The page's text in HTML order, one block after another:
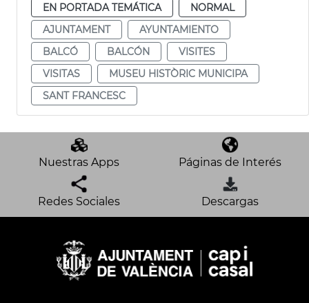
EN PORTADA TEMÁTICA
NORMAL
AJUNTAMENT
AYUNTAMIENTO
BALCÓ
BALCÓN
VISITES
VISITAS
MUSEU HISTÒRIC MUNICIPA
SANT FRANCESC
Nuestras Apps Páginas de Interés
Redes Sociales Descargas